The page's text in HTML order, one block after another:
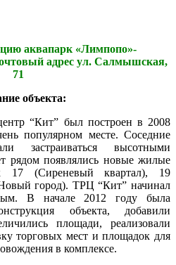
аквапарк «Лимпопо»-
адрес ул. Салмышская,
71
объекта:
“Кит” был построен в 2008
популярном месте. Соседние
застраиваться высотными
рядом появлялись новые жилые
17 (Сиреневый квартал), 19
город). ТРЦ “Кит” начинал
В начале 2012 году была
объекта, добавили
площади, реализовали
торговых мест и площадок для
в комплексе.